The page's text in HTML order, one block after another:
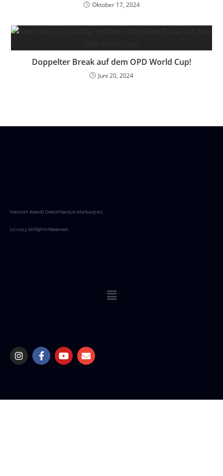
Oktober 17, 2024
Doppelter Break auf dem OPD World Cup!
Juni 20, 2024
Hannah Arendt Debattierclub Marburg e.V.
(c) 2023 All Rights Reserved.